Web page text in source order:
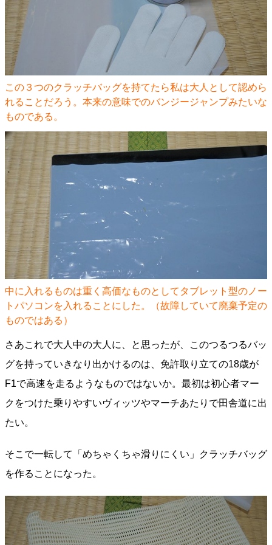
この３つのクラッチバッグを持てたら私は大人として認めら
れることだろう。本来の意味でのバンジージャンプみたいな
ものである。
中に入れるものは重く高価なものとしてタブレット型のノー
トパソコンを入れることにした。（故障していて廃棄予定の
ものではある）
さあこれで大人中の大人に、と思ったが、このつるつるバッ
グを持っていきなり出かけるのは、免許取り立ての18歳が
F1で高速を走るようなものではないか。最初は初心者マー
クをつけた乗りやすいヴィッツやマーチあたりで田舎道に出
たい。
そこで一転して「めちゃくちゃ滑りにくい」クラッチバッグ
を作ることになった。